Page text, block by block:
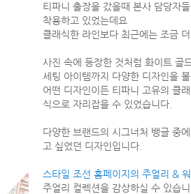
티파니 출장을 갔을때 본사 담당자
착용하고 있었는데요
클래식한 라인보다 최근에는 조금
사진 속에 등장한 것처럼 화이트 골
세팅 아이템까지 다양한 디자인을 볼
어떤 디자인이든 티파니 고유의 클
식으로 자리잡을 수 있었습니다.
다양한 브랜드의 시그너처 뱅글 중
고 싶었던 디자인입니다.
스타일 조선 홈페이지의 주얼리 &
주얼리 컬렉션을 감상하실 수 있습